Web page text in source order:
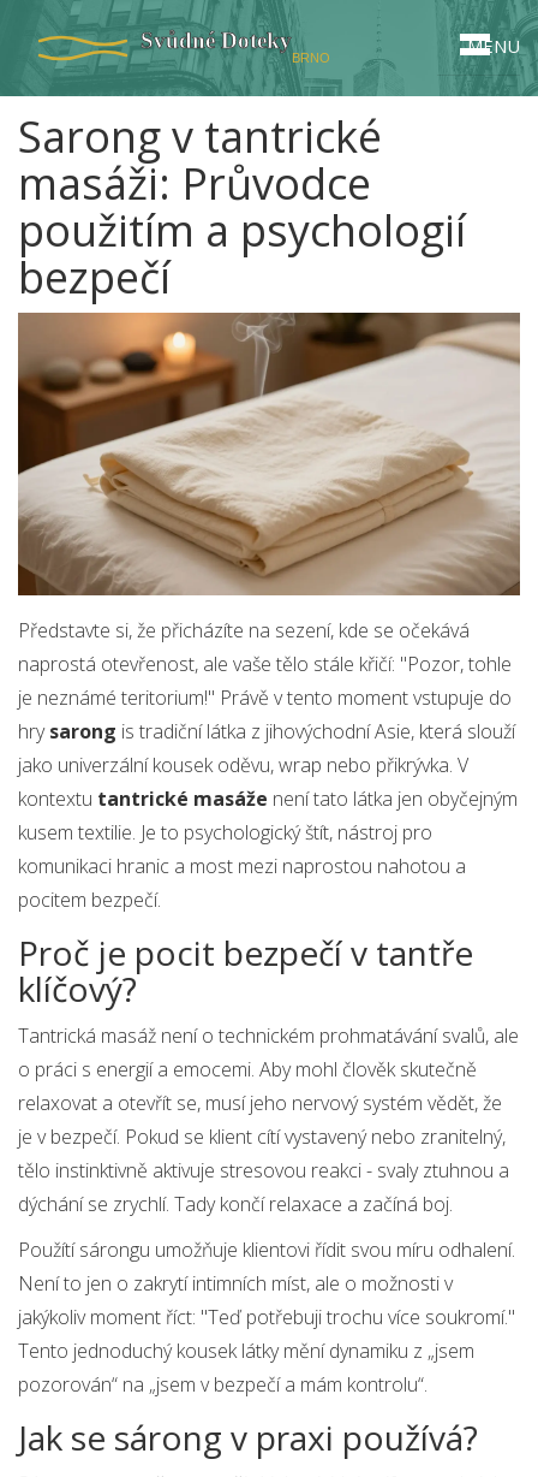
MENU
Sarong v tantrické
masáži: Průvodce
použitím a psychologií
bezpečí
Představte si, že přicházíte na sezení, kde se očekává
naprostá otevřenost, ale vaše tělo stále křičí: "Pozor, tohle
je neznámé teritorium!" Právě v tento moment vstupuje do
hrysarong is tradiční látka z jihovýchodní Asie, která slouží
jako univerzální kousek oděvu, wrap nebo přikrývka. V
kontextu tantrické masáže není tato látka jen obyčejným
kusem textilie. Je to psychologický štít, nástroj pro
komunikaci hranic a most mezi naprostou nahotou a
pocitem bezpečí.
Proč je pocit bezpečí v tantře
klíčový?
Tantrická masáž není o technickém prohmatávání svalů, ale
o práci s energií a emocemi. Aby mohl člověk skutečně
relaxovat a otevřít se, musí jeho nervový systém vědět, že
je v bezpečí. Pokud se klient cítí vystavený nebo zranitelný,
tělo instinktivně aktivuje stresovou reakci - svaly ztuhnou a
dýchání se zrychlí. Tady končí relaxace a začíná boj.
Použítí sárongu umožňuje klientovi řídit svou míru odhalení.
Není to jen o zakrytí intimních míst, ale o možnosti v
jakýkoliv moment říct: "Teď potřebuji trochu více soukromí."
Tento jednoduchý kousek látky mění dynamiku z „jsem
pozorován“ na „jsem v bezpečí a mám kontrolu“.
Jak se sárong v praxi používá?